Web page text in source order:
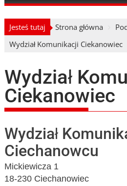
Jesteś tutaj Strona główna
Wydział Komunikacji Ciekanowiec
Wydział
Ciekanowiec
Wydział
Ciechanowcu
Mickiewicza 1
18-230 Ciechanowiec